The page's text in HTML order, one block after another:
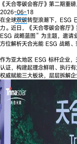
《天合零碳会客厅》第二期重
2026-06-18
在全球双碳转型浪潮下，ESG
力。近日，《天合零碳会客厅
ESG 战略蓝图”为主题，邀请
方位解析天合光能 ESG 战略
作为亚太地区 ESG 标杆企业
认证，构建起理念鲜明、执行
权威赋能三大板块，层层拆解